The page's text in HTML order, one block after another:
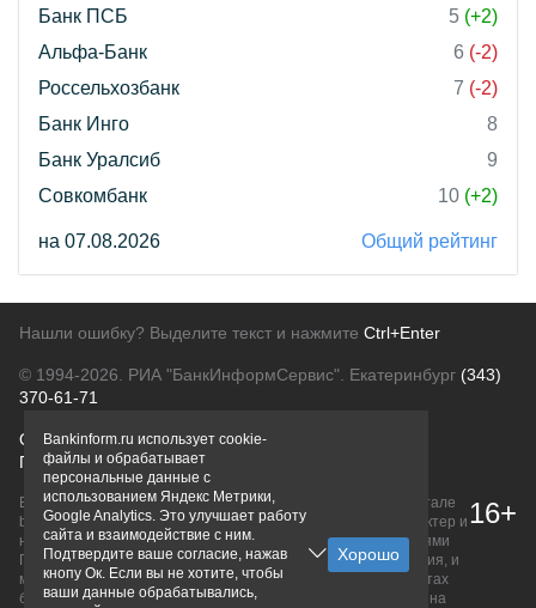
Банк ПСБ
5 (+2)
Альфа-Банк
6 (-2)
Россельхозбанк
7 (-2)
Банк Инго
8
Банк Уралсиб
9
Совкомбанк
10 (+2)
на 07.08.2026 Общий рейтинг
Нашли ошибку? Выделите текст и нажмите Ctrl+Enter
© 1994-2026. РИА "БанкИнформСервис". Екатеринбург (343)
370-61-71
О проектеПолитика конфиденциальности
Правовая информацияДля рекламодателей
Вся информация о продуктах банков, размещенная на портале
bankinform.ru, носит исключительно ознакомительный характер и
не является публичной офертой, определяемой положениями
ГК РФ. Информация не содержит точного и полного описания, и
может быть изменена. Конечные условия уточняйте на сайтах
банков или при личном обращении. Исключительное право на
16+
Bankinform.ru использует cookie-
файлы и обрабатывает
персональные данные с
использованием Яндекс Метрики,
Google Analytics. Это улучшает работу
сайта и взаимодействие с ним.
Подтвердите ваше согласие, нажав
кнопу Ок. Если вы не хотите, чтобы
ваши данные обрабатывались,